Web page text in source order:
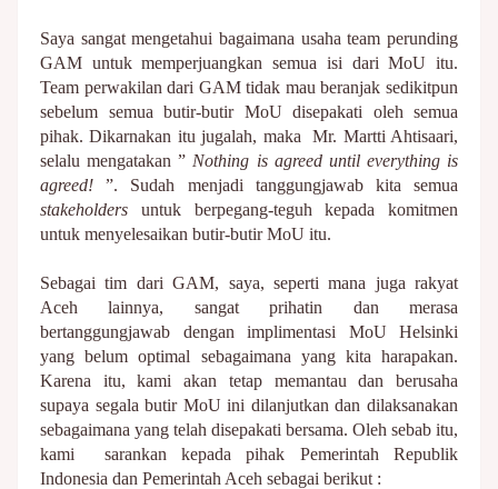
Saya sangat mengetahui bagaimana usaha team perunding
GAM untuk memperjuangkan semua isi dari MoU itu.
Team perwakilan dari GAM tidak mau beranjak sedikitpun
sebelum semua butir-butir MoU disepakati oleh semua
pihak.Dikarnakan itu jugalah, maka Mr. Martti Ahtisaari,
selalu mengatakan ” Nothing is agreed until everything is
agreed! ”. Sudah menjadi tanggungjawab kita semua
stakeholders untuk berpegang-teguh kepada komitmen
untuk menyelesaikan butir-butir MoU itu.
Sebagai tim dari GAM, saya, seperti mana juga rakyat
Aceh lainnya, sangat prihatin dan merasa
bertanggungjawab dengan implimentasi MoU Helsinki
yang belum optimal sebagaimana yang kita harapakan.
Karena itu, kami akan tetap memantau dan berusaha
supaya segala butir MoU ini dilanjutkan dan dilaksanakan
sebagaimana yang telah disepakati bersama. Oleh sebab itu,
kami sarankan kepada pihak Pemerintah Republik
Indonesia dan Pemerintah Aceh sebagai berikut :